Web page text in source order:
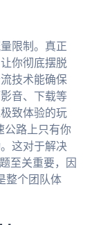
限制。真正
你彻底摆脱
技术能确保
音、下载等
致体验的玩
公路上只有你
这对于解决
至关重要，因
整个团队体